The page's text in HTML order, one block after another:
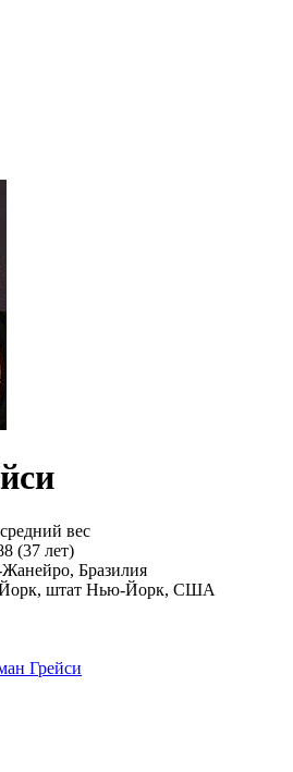
вес
(37 лет)
Бразилия
штат Нью-Йорк, США
Грейси